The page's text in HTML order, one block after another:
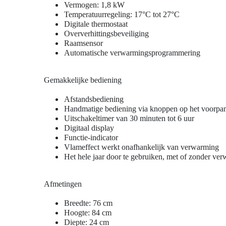
Vermogen: 1,8 kW
Temperatuurregeling: 17°C tot 27°C
Digitale thermostaat
Oververhittingsbeveiliging
Raamsensor
Automatische verwarmingsprogrammering
Gemakkelijke bediening
Afstandsbediening
Handmatige bediening via knoppen op het
Uitschakeltimer van 30 minuten tot 6 uur
Digitaal display
Functie-indicator
Vlameffect werkt onafhankelijk van verwarming
Het hele jaar door te gebruiken, met of zonder
Afmetingen
Breedte: 76 cm
Hoogte: 84 cm
Diepte: 24 cm